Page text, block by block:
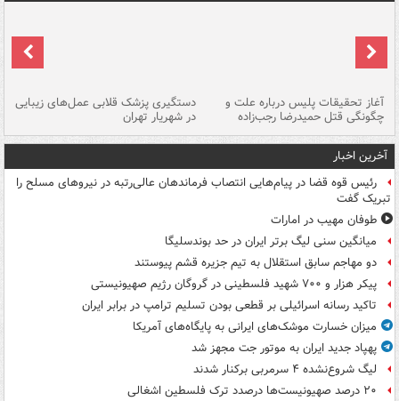
آغاز تحقیقات پلیس درباره علت و
چگونگی قتل حمیدرضا رجب‌زاده
دستگیری پزشک قلابی عمل‌های زیبایی
در شهریار تهران
آخرین اخبار
رئیس قوه قضا در پیام‌هایی انتصاب‌ فرماندهان عالی‌رتبه در نیروهای مسلح را
تبریک گفت
طوفان مهیب در امارات
میانگین سنی لیگ برتر ایران در حد بوندسلیگا
دو مهاجم سابق استقلال به تیم جزیره قشم پیوستند
پیکر هزار و ۷۰۰ شهید فلسطینی در گروگان رژیم صهیونیستی
تاکید رسانه اسرائیلی بر قطعی بودن تسلیم ترامپ در برابر ایران
میزان خسارت موشک‌های ایرانی به پایگاه‌های آمریکا
پهپاد جدید ایران به موتور جت مجهز شد
لیگ شروع‌نشده ۴ سرمربی برکنار شدند
۲۰ درصد صهیونیست‌ها درصدد ترک فلسطین اشغالی